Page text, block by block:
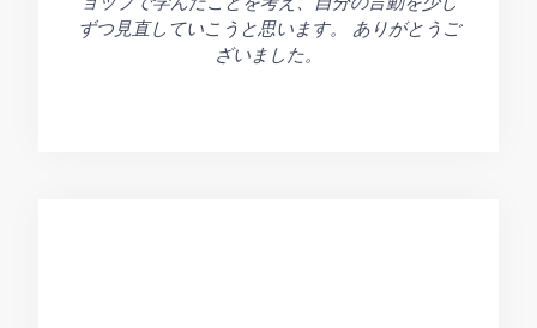
ずつ見直していこうと思います。 ありがとうご
ざいました。